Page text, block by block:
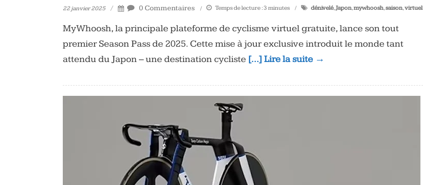
22 janvier 2025 0 Commentaires Temps de lecture :3 minutes dénivelé,Japon,mywhoosh,saison,virtuel
MyWhoosh, la principale plateforme de cyclisme virtuel gratuite, lance son tout
premier Season Pass de 2025. Cette mise à jour exclusive introduit le monde tant
attendu du Japon – une destination cycliste […] Lire la suite →